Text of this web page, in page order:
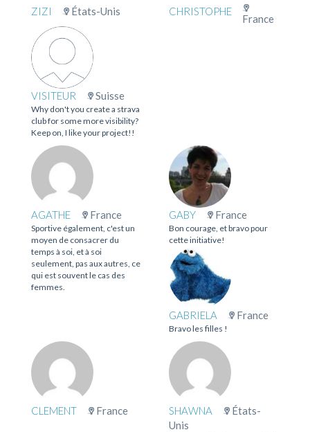
ZIZI États-Unis CHRISTOPHE
France
VISITEUR Suisse
Why don't you create a strava
club for some more visibility?
Keep on, I like your project!!
AGATHE France
Sportive également, c'est un
moyen de consacrer du
temps à soi, et à soi
seulement, pas aux autres, ce
qui est souvent le cas des
femmes.
GABY France
Bon courage, et bravo pour
cette initiative!
GABRIELA France
Bravo les filles !
CLEMENT France SHAWNA
États-
Unis